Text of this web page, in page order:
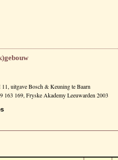
11, uitgave Bosch & Keuning te Baarn
163 169, Fryske Akademy Leeuwarden 2003